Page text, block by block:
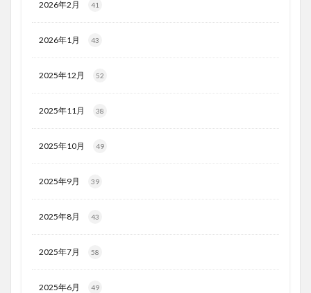
2026年2月 41
2026年1月 43
2025年12月 52
2025年11月 38
2025年10月 49
2025年9月 39
2025年8月 43
2025年7月 58
2025年6月 49